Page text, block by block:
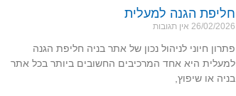
חליפת הגנה למעלית
26/02/2026 אין תגובות
פתרון חיוני לניהול נכון של אתר בניה חליפת הגנה
למעלית היא אחד המרכיבים החשובים ביותר בכל אתר
בניה או שיפוץ,